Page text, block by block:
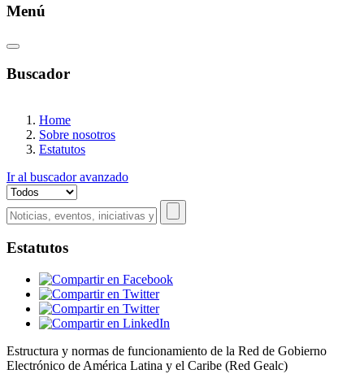
Menú
Buscador
Home
Sobre nosotros
Estatutos
Ir al buscador avanzado
Estatutos
Estructura y normas de funcionamiento de la Red de Gobierno
Electrónico de América Latina y el Caribe (Red Gealc)